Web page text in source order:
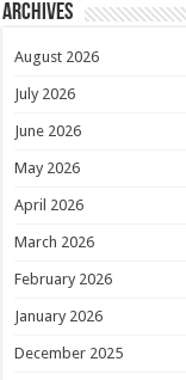
Archives
August 2026
July 2026
June 2026
May 2026
April 2026
March 2026
February 2026
January 2026
December 2025